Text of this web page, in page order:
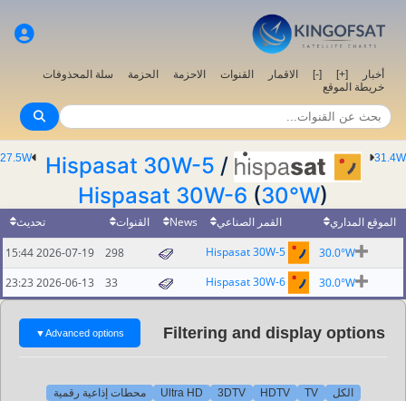
القنوات الاحزمة الحزمة سلة المحذوفات
27.5W Hispasat 30W-5/
Hispasat 30W-6
الصناعي News القنوات
تحديث
Hispasat
298
2026-07-19 15:44
Hispasat
33
2026-06-13 23:23
Filtering and
Advanced options
▼
3DTV
Ultra HD
محطات إذاعية رقمية